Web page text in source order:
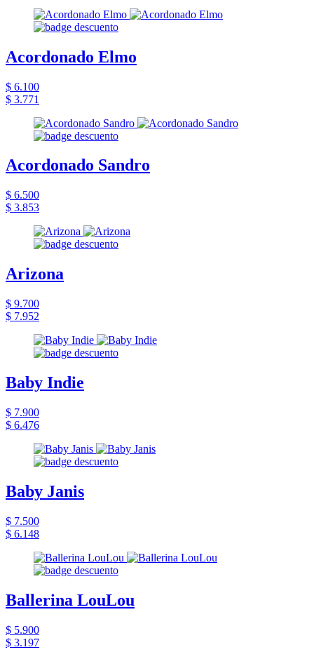
Acordonado Elmo
$ 6.100
$ 3.771
Acordonado Sandro
$ 6.500
$ 3.853
Arizona
$ 9.700
$ 7.952
Baby Indie
$ 7.900
$ 6.476
Baby Janis
$ 7.500
$ 6.148
Ballerina LouLou
$ 5.900
$ 3.197